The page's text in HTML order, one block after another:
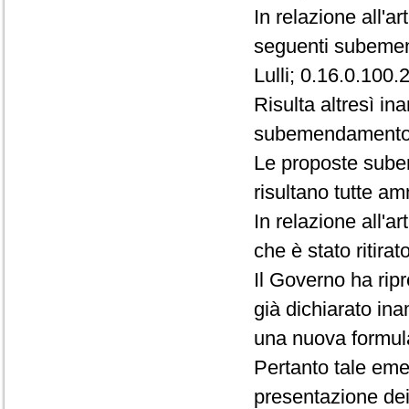
In relazione
seguenti
Lulli;
Risulta altresì
Le proposte
risultano tutte
In relazione
che è stato
Il Governo ha
già dichiarato
una nuova
Pertanto tale
presentazione